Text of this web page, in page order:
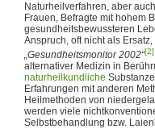
Naturheilverfahren, aber
Frauen, Befragte mit hohem
gesundheitsbewussteren
Anspruch, oft nicht als
„Gesundheitsmonitor 2002“[2]
alternativer Medizin in
naturheilkundliche
Erfahrungen mit anderen
Heilmethoden von
werden viele
Selbstbehandlung bzw.